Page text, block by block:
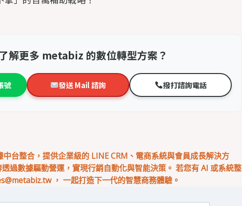
解更多 metabiz 的數位轉型方案？
號 發送 Mail 諮詢 撥打諮詢電話
台整合，提供企業級的 LINE CRM、電商系統與會員成長解決方
過數據驅動營運，實現行銷自動化與智能決策。 若您有 AI 或系統整
， 一起打造下一代的智慧商務體驗。